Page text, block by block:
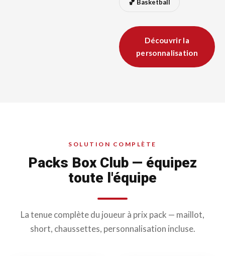
🏀 Basketball
Découvrir la
personnalisation
SOLUTION COMPLÈTE
Packs Box Club — équipez
toute l'équipe
La tenue complète du joueur à prix pack — maillot,
short, chaussettes, personnalisation incluse.